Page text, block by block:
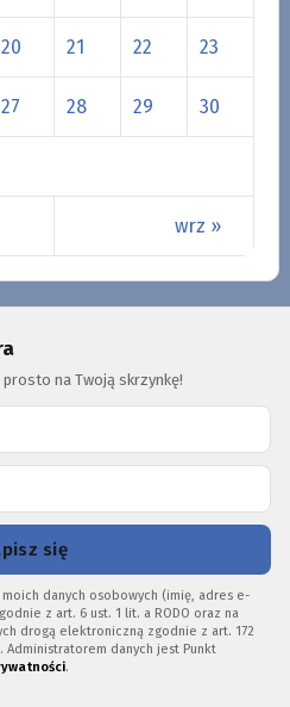
wrz »
20 21 22 23
27 28 29 30
na Twoją skrzynkę!
się
danych osobowych (imię, adres e-
z art. 6 ust. 1 lit. a RODO oraz na
drogą elektroniczną zgodnie z art. 172
danych jest Punkt
.